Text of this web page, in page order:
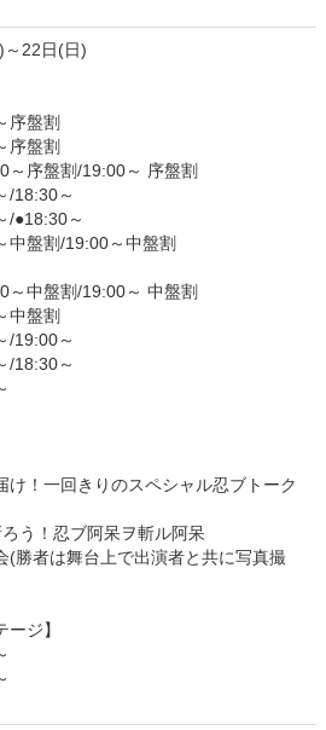
22日(日)
序盤割
序盤割
序盤割/19:00～ 序盤割
/18:30～
/●18:30～
中盤割/19:00～中盤割
中盤割/19:00～ 中盤割
中盤割
/19:00～
/18:30～
！一回きりのスペシャル忍ブトーク
う！忍ブ阿呆ヲ斬ル阿呆
(勝者は舞台上で出演者と共に写真撮
ージ】